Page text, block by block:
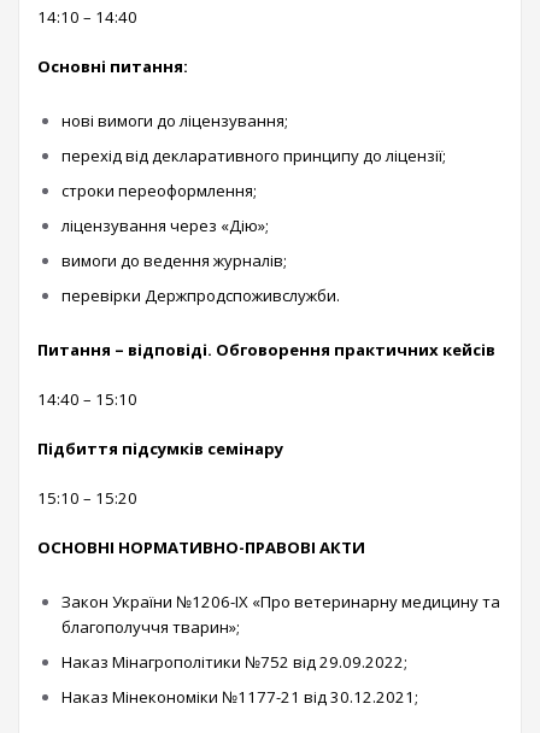
14:10 – 14:40
Основні питання:
нові вимоги до ліцензування;
перехід від декларативного принципу до ліцензії;
строки переоформлення;
ліцензування через «Дію»;
вимоги до ведення журналів;
перевірки Держпродспоживслужби.
Питання – відповіді. Обговорення практичних кейсів
14:40 – 15:10
Підбиття підсумків семінару
15:10 – 15:20
ОСНОВНІ НОРМАТИВНО-ПРАВОВІ АКТИ
Закон України №1206-IX «Про ветеринарну медицину та
благополуччя тварин»;
Наказ Мінагрополітики №752 від 29.09.2022;
Наказ Мінекономіки №1177-21 від 30.12.2021;